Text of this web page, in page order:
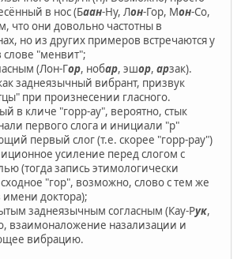
в нос (Баан-Ну, Лон-Гор, Мон-Со,
что они довольно частотны в
но из других примеров встречаются у
слове "менвит";
(Лон-Гор, нобар, эшор, арзак).
заднеязычный вибрант, призвук
при произнесении гласного.
в кличе "горр-ау", вероятно, стык
первого слога и инициали "р"
первый слог (т.е. скорее "горр-рау")
усиление перед слогом с
(тогда запись этимологически
"гор", возможно, слово с тем же
доктора);
заднеязычным согласным (Кау-Рук,
взаимоналожение назализации и
вибрацию.